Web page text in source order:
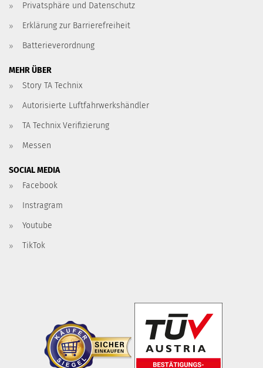
Privatsphäre und Datenschutz
Erklärung zur Barrierefreiheit
Batterieverordnung
MEHR ÜBER
Story TA Technix
Autorisierte Luftfahrwerkshändler
TA Technix Verifizierung
Messen
SOCIAL MEDIA
Facebook
Instragram
Youtube
TikTok